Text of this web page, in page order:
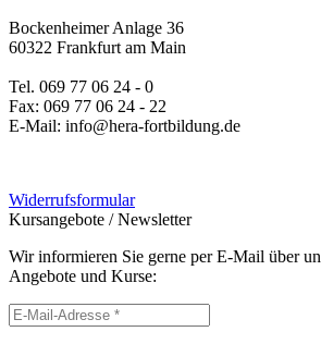
Bockenheimer Anlage 36
60322 Frankfurt am Main
Tel. 069 77 06 24 - 0
Fax: 069 77 06 24 - 22
E-Mail: info@hera-fortbildung.de
Widerrufsformular
Kursangebote /Newsletter
Wir informieren Sie gerne per E-Mail über
Angebote und Kurse: